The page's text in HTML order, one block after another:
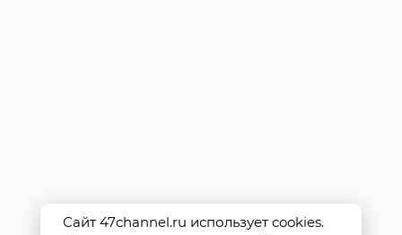
Сайт 47channel.ru использует cookies.